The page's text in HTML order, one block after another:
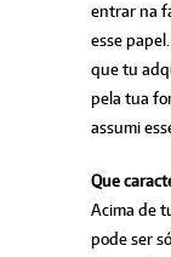
entrar na
esse
que tu
pela tua
assumi
Que
Acima de
pode ser